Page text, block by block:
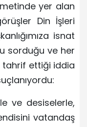
yer alan
Din İşleri
isnat
sorduğu ve her
tahrif ettiği iddia
ve desiselerle,
vatandaş